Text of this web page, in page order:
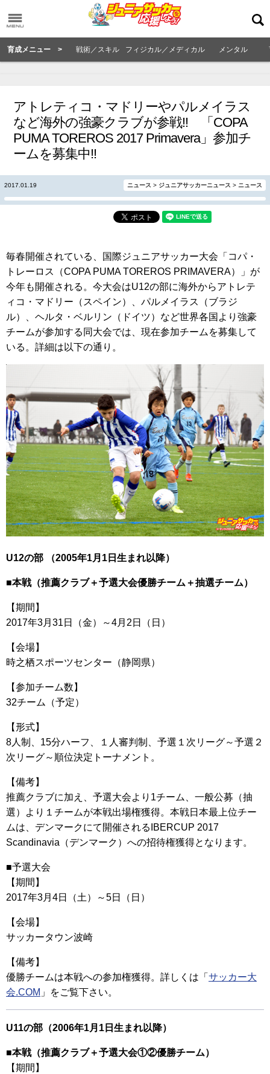
育成メニュー > 戦術／スキル フィジカル／メディカル メンタル
アトレティコ・マドリーやパルメイラス
など海外の強豪クラブが参戦!! 「COPA
PUMA TOREROS 2017 Primavera」参加チ
ームを募集中!!
2017.01.19 ニュース > ジュニアサッカーニュース > ニュース
毎春開催されている、国際ジュニアサッカー大会「コパ・
トレーロス（COPA PUMA TOREROS PRIMAVERA）」が
今年も開催される。今大会はU12の部に海外からアトレテ
ィコ・マドリー（スペイン）、パルメイラス（ブラジ
ル）、ヘルタ・ベルリン（ドイツ）など世界各国より強豪
チームが参加する同大会では、現在参加チームを募集して
いる。詳細は以下の通り。
U12の部 （2005年1月1日生まれ以降）
■本戦（推薦クラブ＋予選大会優勝チーム＋抽選チーム）
【期間】
2017年3月31日（金）～4月2日（日）
【会場】
時之栖スポーツセンター（静岡県）
【参加チーム数】
32チーム（予定）
【形式】
8人制、15分ハーフ、１人審判制、予選１次リーグ～予選２
次リーグ～順位決定トーナメント。
【備考】
推薦クラブに加え、予選大会より1チーム、一般公募（抽
選）より１チームが本戦出場権獲得。本戦日本最上位チー
ムは、デンマークにて開催されるIBERCUP 2017
Scandinavia（デンマーク）への招待権獲得となります。
■予選大会
【期間】
2017年3月4日（土）～5日（日）
【会場】
サッカータウン波崎
【備考】
優勝チームは本戦への参加権獲得。詳しくは「 サッカー大
会.COM 」をご覧下さい。
U11の部（2006年1月1日生まれ以降）
■本戦（推薦クラブ＋予選大会①②優勝チーム）
【期間】